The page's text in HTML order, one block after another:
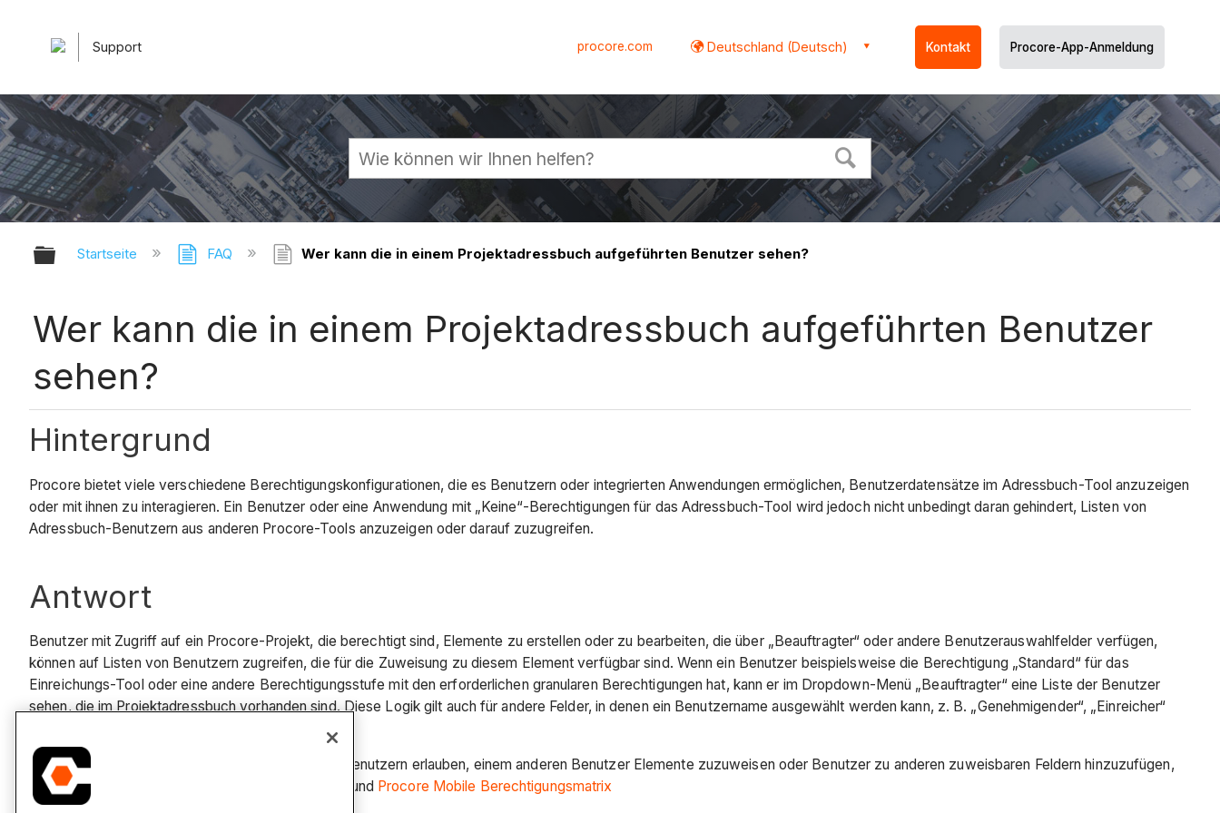
Support procore.com Deutschland (Deutsch) Kontakt Procore-App-Anmeldung
Globale Hierarchie auf- und zuklappen
Startseite FAQ Wer kann die in einem Projektadressbuch aufgeführten Benutzer sehen?
Wer kann die in einem Projektadressbuch aufgeführten Benutzer
sehen?
Hintergrund
Procore bietet viele verschiedene Berechtigungskonfigurationen, die es Benutzern oder integrierten Anwendungen ermöglichen, Benutzerdatensätze im Adressbuch-Tool anzuzeigen
oder mit ihnen zu interagieren. Ein Benutzer oder eine Anwendung mit „Keine“-Berechtigungen für das Adressbuch-Tool wird jedoch nicht unbedingt daran gehindert, Listen von
Adressbuch-Benutzern aus anderen Procore-Tools anzuzeigen oder darauf zuzugreifen.
Antwort
Benutzer mit Zugriff auf ein Procore-Projekt, die berechtigt sind, Elemente zu erstellen oder zu bearbeiten, die über „Beauftragter“ oder andere Benutzerauswahlfelder verfügen,
können auf Listen von Benutzern zugreifen, die für die Zuweisung zu diesem Element verfügbar sind. Wenn ein Benutzer beispielsweise die Berechtigung „Standard“ für das
Einreichungs-Tool oder eine andere Berechtigungsstufe mit den erforderlichen granularen Berechtigungen hat, kann er im Dropdown-Menü „Beauftragter“ eine Liste der Benutzer
sehen, die im Projektadressbuch vorhanden sind. Diese Logik gilt auch für andere Felder, in denen ein Benutzername ausgewählt werden kann, z. B. „Genehmigender“, „Einreicher“
Um zu erfahren, welche Berechtigungsstufen es Benutzern erlauben, einem anderen Benutzer Elemente zuzuweisen oder Benutzer zu anderen zuweisbaren Feldern hinzuzufügen,
sieheProcore Web-Benutzerberechtigungsmatrix und Procore Mobile Berechtigungsmatrix